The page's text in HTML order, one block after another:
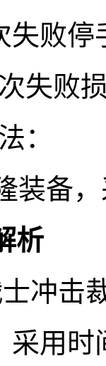
失败停
失败
：
装备
析
士冲击
采用